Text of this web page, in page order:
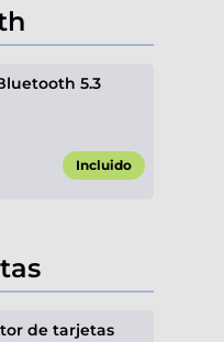
5.3
Incluido
de tarjetas